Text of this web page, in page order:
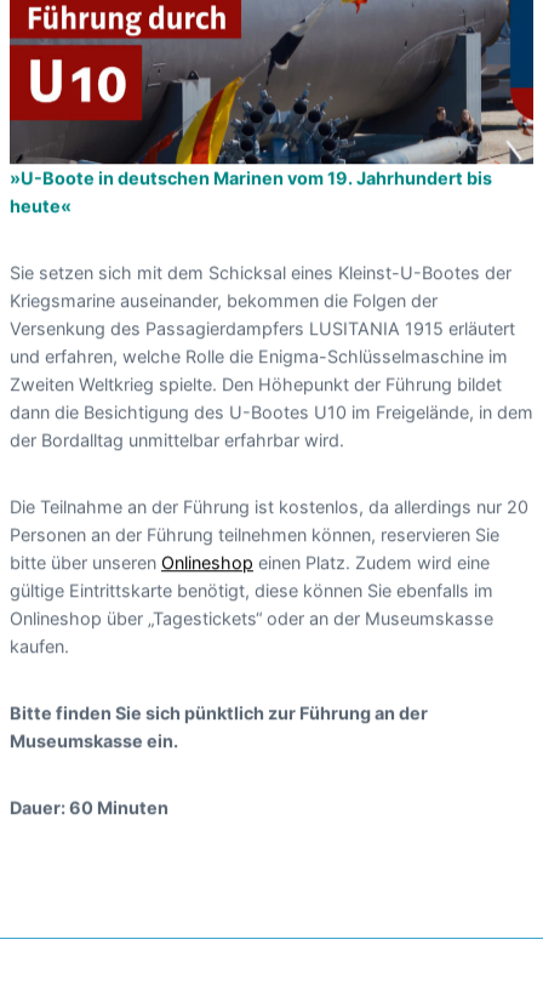
»U-Boote in deutschen Marinen vom 19. Jahrhundert bis
heute«
Sie setzen sich mit dem Schicksal eines Kleinst-U-Bootes der
Kriegsmarine auseinander, bekommen die Folgen der
Versenkung des Passagierdampfers LUSITANIA 1915 erläutert
und erfahren, welche Rolle die Enigma-Schlüsselmaschine im
Zweiten Weltkrieg spielte. Den Höhepunkt der Führung bildet
dann die Besichtigung des U-Bootes U10 im Freigelände, in dem
der Bordalltag unmittelbar erfahrbar wird.
Die Teilnahme an der Führung ist kostenlos, da allerdings nur 20
Personen an der Führung teilnehmen können, reservieren Sie
bitte über unseren Onlineshop einen Platz. Zudem wird eine
gültige Eintrittskarte benötigt, diese können Sie ebenfalls im
Onlineshop über „Tagestickets“ oder an der Museumskasse
kaufen.
Bitte finden Sie sich pünktlich zur Führung an der
Museumskasse ein.
Dauer: 60 Minuten